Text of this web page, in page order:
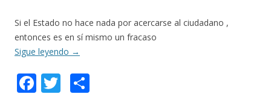
Si el Estado no hace nada por acercarse al ciudadano ,
entonces es en sí mismo un fracaso
Sigue leyendo →
F T